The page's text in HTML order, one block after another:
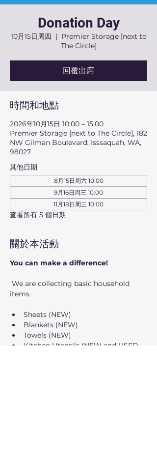
Donation Day
10月15日周四
  |
Premier Storage [next to
The Circle]
回覆出席
時間和地點
2026年10月15日 10:00 – 15:00
Premier Storage [next to The Circle], 182
NW Gilman Boulevard, Isssaquah, WA,
98027
其他日期
8月15日周六 10:00
9月16日周三 10:00
11月18日周三 10:00
查看所有 5 個日期
關於本活動
You can make a difference!
items.
Sheets (NEW)
Blankets (NEW)
Towels (NEW)
Kitchen Utensils (NEW and USED